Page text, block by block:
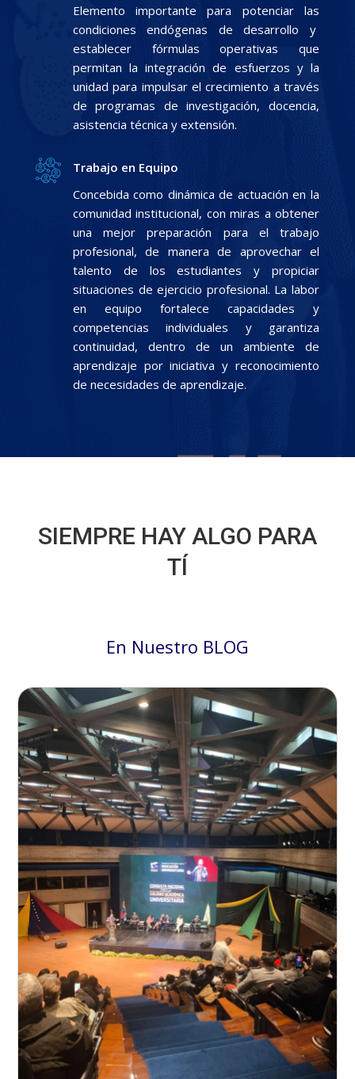
Elemento importante para potenciar las
condiciones endógenas de desarrollo y
establecer fórmulas operativas que
permitan la integración de esfuerzos y la
unidad para impulsar el crecimiento a través
de programas de investigación, docencia,
asistencia técnica y extensión.
Trabajo en Equipo
Concebida como dinámica de actuación en la
comunidad institucional, con miras a obtener
una mejor preparación para el trabajo
profesional, de manera de aprovechar el
talento de los estudiantes y propiciar
situaciones de ejercicio profesional. La labor
en equipo fortalece capacidades y
competencias individuales y garantiza
continuidad, dentro de un ambiente de
aprendizaje por iniciativa y reconocimiento
de necesidades de aprendizaje.
SIEMPRE HAY ALGO PARA
TÍ
En Nuestro BLOG